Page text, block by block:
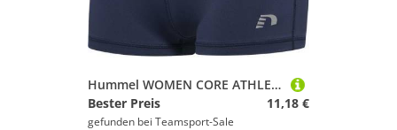
Hummel WOMEN CORE ATHLETIC HOTPANTS - BLACK IRIS - XL
Bester Preis
11,18 €
gefunden bei Teamsport-Sale